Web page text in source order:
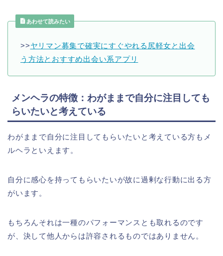
あわせて読みたい
>>ヤリマン募集で確実にすぐやれる尻軽女と出会
う方法とおすすめ出会い系アプリ
メンヘラの特徴：わがままで自分に注目しても
らいたいと考えている
わがままで自分に注目してもらいたいと考えている方もメ
ルヘラといえます。
自分に感心を持ってもらいたいが故に過剰な行動に出る方
がいます。
もちろんそれは一種のパフォーマンスとも取れるのです
が、決して他人からは許容されるものではありません。